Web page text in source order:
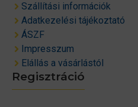
Szállítási információk
Adatkezelési tájékoztató
ÁSZF
Impresszum
Elállás a vásárlástól
Regisztráció